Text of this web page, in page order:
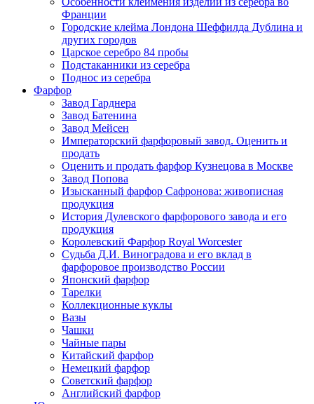
Франции
Городские клейма Лондона Шеффилда Дублина и
других городов
Царское серебро 84 пробы
Подстаканники из серебра
Поднос из серебра
Фарфор
Завод Гарднера
Завод Батенина
Завод Мейсен
Императорский фарфоровый завод. Оценить и
продать
Оценить и продать фарфор Кузнецова в Москве
Завод Попова
Изысканный фарфор Сафронова: живописная
продукция
История Дулевского фарфорового завода и его
продукция
Королевский Фарфор Royal Worcester
Судьба Д.И. Виноградова и его вклад в
фарфоровое производство России
Японский фарфор
Тарелки
Коллекционные куклы
Вазы
Чашки
Чайные пары
Китайский фарфор
Немецкий фарфор
Советский фарфор
Английский фарфор